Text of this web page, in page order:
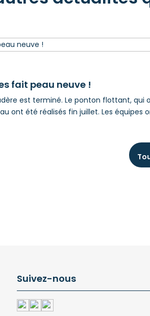
fait peau neuve !
est terminé. Le ponton flottant,
ont été réalisés fin juillet. Les
Suivez-nous